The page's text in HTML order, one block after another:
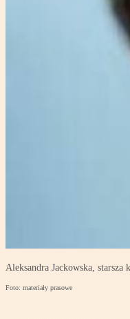
Aleksandra Jackowska,
Foto: materiały prasowe